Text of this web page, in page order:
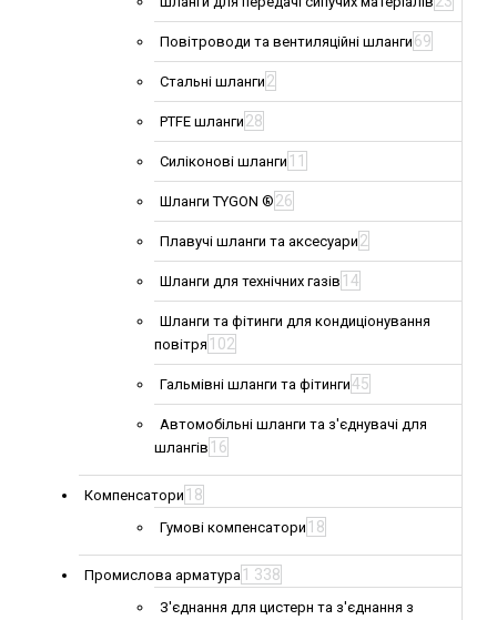
Повітроводи та вентиляційні шланги 69
Стальні шланги 2
PTFE шланги 28
Силіконові шланги 11
Шланги TYGON ® 26
Плавучі шланги та аксесуари 2
Шланги для технічних газів 14
Шланги та фітинги для кондиціонування
повітря 102
Гальмівні шланги та фітинги45
Автомобільні шланги та з'єднувачі для
шлангів 16
Компенсатори 18
Гумові компенсатори 18
Промислова арматура 1 338
З'єднання для цистерн та з'єднання з